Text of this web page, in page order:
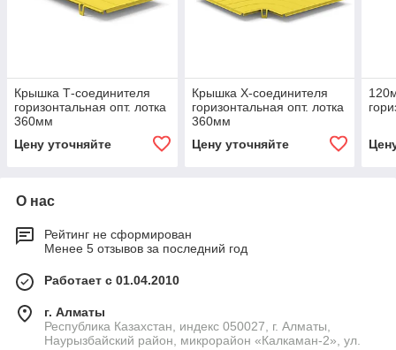
Крышка Т-соединителя
горизонтальная опт. лотка
360мм
Цену уточняйте
Крышка Х-соединителя
горизонтальная опт. лотка
360мм
Цену уточняйте
О нас
Рейтинг не сформирован
Менее 5 отзывов за последний год
Работает с 01.04.2010
г. Алматы
Республика Казахстан, индекс 050027, г. Алматы,
Наурызбайский район, микрорайон «Калкаман-2», ул.